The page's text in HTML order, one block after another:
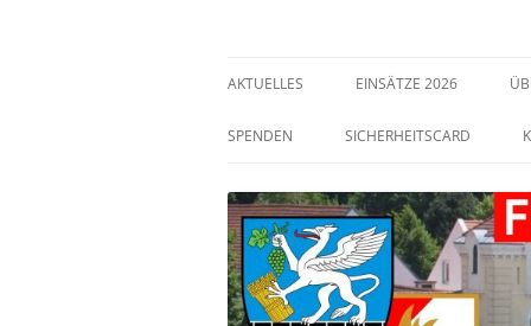
AKTUELLES EINSÄTZE 2026
SPENDEN SICHERHEITSCARD